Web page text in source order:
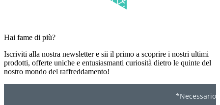
Hai fame di più?
Iscriviti alla nostra newsletter e sii il primo a scoprire i nostri ultimi
prodotti, offerte uniche e entusiasmanti curiosità dietro le quinte del
nostro mondo del raffreddamento!
*Necessario